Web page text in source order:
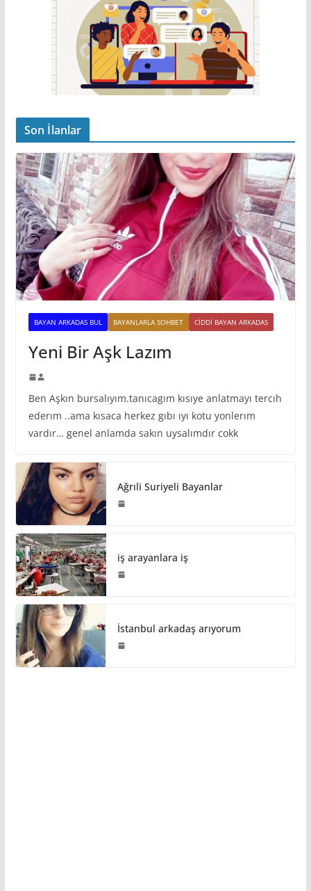
Son İlanlar
BAYAN ARKADAS BUL BAYANLARLA SOHBET CIDDI BAYAN ARKADAS
Yeni Bir Aşk Lazım
Ben Aşkın bursalıyım.tanıcagım kısıye anlatmayı tercıh
ederım ..ama kısaca herkez gıbı ıyı kotu yonlerım
vardır… genel anlamda sakın uysalımdır cokk
Ağrıli Suriyeli Bayanlar
iş arayanlara iş
İstanbul arkadaş arıyorum